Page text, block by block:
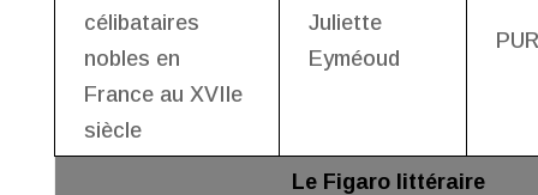
célibataires
nobles en
France au XVIIe
siècle
Juliette
Eyméoud
PUR
Le Figaro littéraire